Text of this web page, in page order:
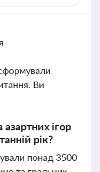
Ви
ігор
рік?
понад 3500